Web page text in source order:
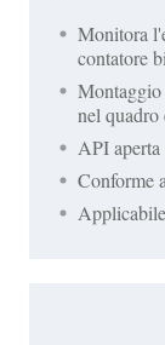
Monitora
contatore
nel quadro
API
Conforme